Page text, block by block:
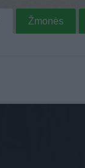
Žmonės